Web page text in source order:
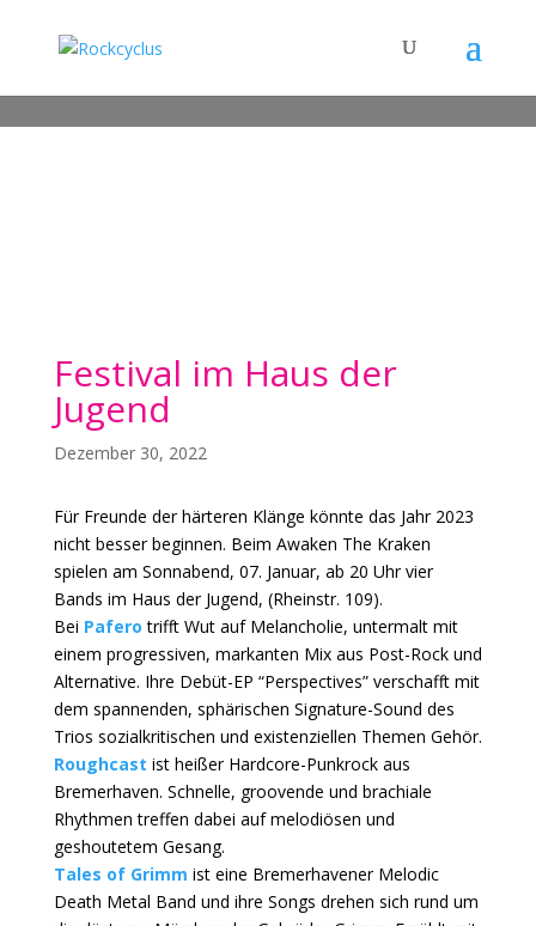
Festival im Haus der
Jugend
Dezember 30, 2022
Für Freunde der härteren Klänge könnte das Jahr 2023
nicht besser beginnen. Beim Awaken The Kraken
spielen am Sonnabend, 07. Januar, ab 20 Uhr vier
Bands im Haus der Jugend, (Rheinstr. 109).
Bei Pafero trifft Wut auf Melancholie, untermalt mit
einem progressiven, markanten Mix aus Post-Rock und
Alternative. Ihre Debüt-EP “Perspectives” verschafft mit
dem spannenden, sphärischen Signature-Sound des
Trios sozialkritischen und existenziellen Themen Gehör.
Roughcast ist heißer Hardcore-Punkrock aus
Bremerhaven. Schnelle, groovende und brachiale
Rhythmen treffen dabei auf melodiösen und
geshoutetem Gesang.
Tales of Grimm ist eine Bremerhavener Melodic
Death Metal Band und ihre Songs drehen sich rund um